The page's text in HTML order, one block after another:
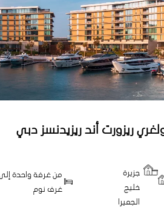
ريزورت أند ريزيدنسز دبي
جزيرة
خليج
الجميرا
غرف نوم